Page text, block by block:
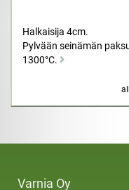
Halkaisija 4cm.
Pylvään seinämän
1300°C.
Varnia Oy